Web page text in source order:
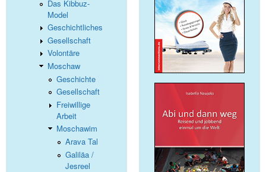
Das Kibbuz-
Model
Geschichtliches
Gesellschaft
Volontäre
Moschaw
Geschichte
Gesellschaft
Freiwillige
Arbeit
Moschawim
Arava Tal
Galiläa /
Jesreel